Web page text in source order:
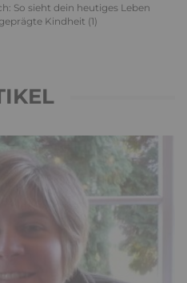
So sieht dein heutiges Leben
Kindheit (1)